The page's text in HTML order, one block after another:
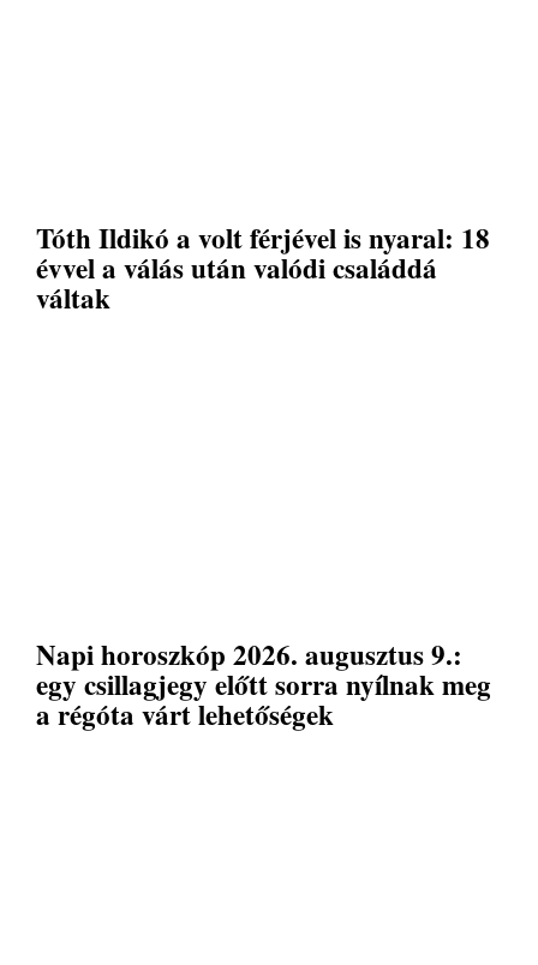
Tóth Ildikó a volt férjével is nyaral: 18
évvel a válás után valódi családdá
váltak
Napi horoszkóp 2026. augusztus 9.:
egy csillagjegy előtt sorra nyílnak meg
a régóta várt lehetőségek